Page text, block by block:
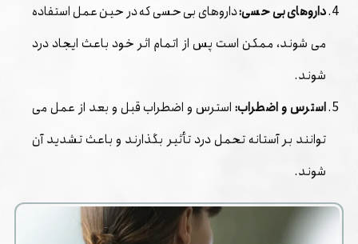
داروهای بی حسی:داروهای بی حسی که در حین عمل استفاده
می ‌شوند، ممکن است پس از اتمام اثر خود باعث ایجاد درد
شوند.
استرس و اضطراب:استرس و اضطراب قبل و بعد از عمل می
‌توانند بر آستانه تحمل درد تأثیر بگذارند و باعث تشدید آن
شوند.